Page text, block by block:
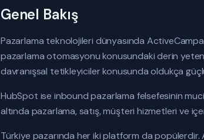
Genel Bakış
Pazarlama teknolojileri dünyasında
pazarlama otomasyonu konusundaki derin
davranışsal tetikleyiciler konusunda oldukça
HubSpot ise inbound pazarlama felsefesinin
altında pazarlama, satış, müşteri hizmetleri ve
Türkiye pazarında her iki platform da